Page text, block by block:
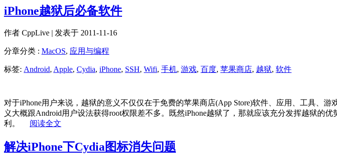
iPhone越狱后必备软件
作者 CppLive | 发表于 2011-11-16
分章分类 : MacOS, 应用与编程
标签: Android, Apple, Cydia, iPhone, SSH, Wifi, 手机, 游戏, 百度, 苹果商店, 越狱, 软件
对于iPhone用户来说，越狱的意义不仅仅在于免费的苹果商店(App Store)软件、应用、工具、
义大概跟Android用户设法获得root权限差不多。既然iPhone越狱了，那就应该充分发挥越狱的
利。 阅读全文
解决iPhone下Cydia图标消失问题